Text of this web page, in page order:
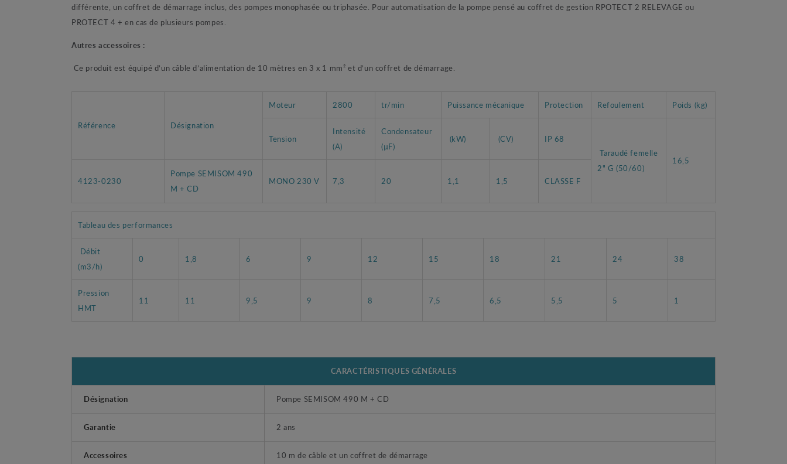
différente, un coffret de démarrage inclus, des pompes monophasée ou triphasée. Pour automatisation de la pompe pensé au coffret de gestion RPOTECT 2 RELEVAGE ou
PROTECT 4 + en cas de plusieurs pompes.
Autres accessoires :
Ce produit est équipé d’un câble d’alimentation de 10 mètres en 3 x 1 mm² et d’un coffret de démarrage.
Référence Désignation
Moteur 2800 tr/min Puissance mécanique Protection Refoulement Poids (kg)
Tension
Intensité
(A)
Condensateur
(µF)
(kW) (CV)
IP 68
Taraudé femelle
2" G (50/60)
16,5
4123-0230
Pompe SEMISOM 490
M + CD
MONO 230 V 7,3 20 1,1 1,5 CLASSE F
Tableau des performances
Débit
(m3/h)
0 1,8 6 9 12 15 18 21 24 38
Pression
HMT
11 11 9,5 9 8 7,5 6,5 5,5 5 1
CARACTÉRISTIQUES GÉNÉRALES
Désignation Pompe SEMISOM 490 M + CD
Garantie 2 ans
Accessoires 10 m de câble et un coffret de démarrage